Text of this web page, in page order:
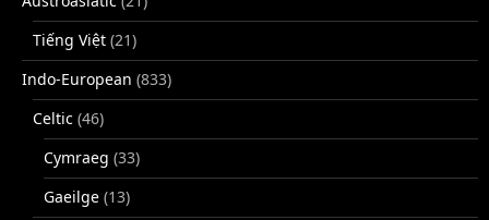
Tiếng Việt (21)
Indo-European (833)
Celtic (46)
Cymraeg (33)
Gaeilge (13)